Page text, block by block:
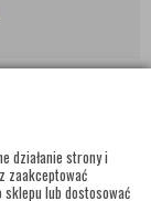
działanie strony i
zaakceptować
lub dostosować